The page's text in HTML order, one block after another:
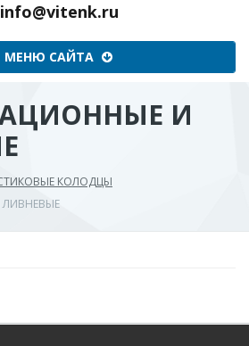
info@vitenk.ru
МЕНЮ САЙТА Меню
сайта
И
КОЛОДЦЫ